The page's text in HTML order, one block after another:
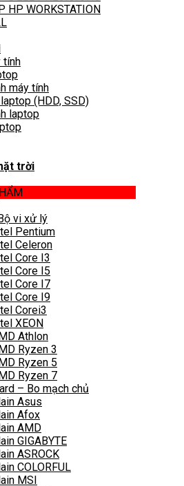
HP WORKSTATION
tính
máy tính
(HDD, SSD)
laptop
trời
vi xử lý
Pentium
Celeron
Core I3
Core I5
Core I7
Core I9
Corei3
XEON
Athlon
Ryzen 3
Ryzen 5
Ryzen 7
– Bo mạch chủ
Asus
Afox
AMD
GIGABYTE
ASROCK
COLORFUL
MSI